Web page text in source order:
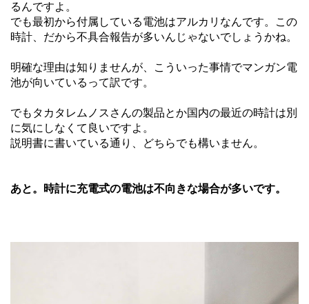
るんですよ。
でも最初から付属している電池はアルカリなんです。この
時計、だから不具合報告が多いんじゃないでしょうかね。
明確な理由は知りませんが、こういった事情でマンガン電
池が向いているって訳です。
でもタカタレムノスさんの製品とか国内の最近の時計は別
に気にしなくて良いですよ。
説明書に書いている通り、どちらでも構いません。
あと。時計に充電式の電池は不向きな場合が多いです。